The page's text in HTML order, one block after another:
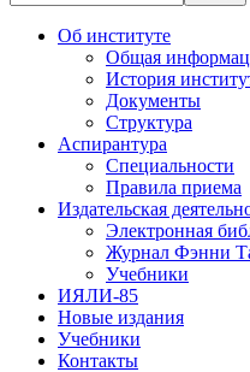
Об институте
Общая
История
Документы
Структура
Аспирантура
Специальности
Правила приема
Издательская
Электронная
Журнал Фэнни
Учебники
ИЯЛИ-85
Новые издания
Учебники
Контакты